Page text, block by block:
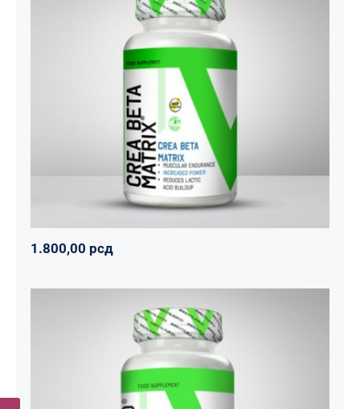
CREA BETA MATRIX
Napumpanko Svi proizvodi
1.800,00 рсд
1.800,00 рсд
Tribulus 1000